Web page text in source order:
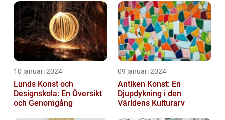
10 januari 2024
Lunds Konst och
Designskola: En Översikt
och Genomgång
09 januari 2024
Antiken Konst: En
Djupdykning i den
Världens Kulturarv